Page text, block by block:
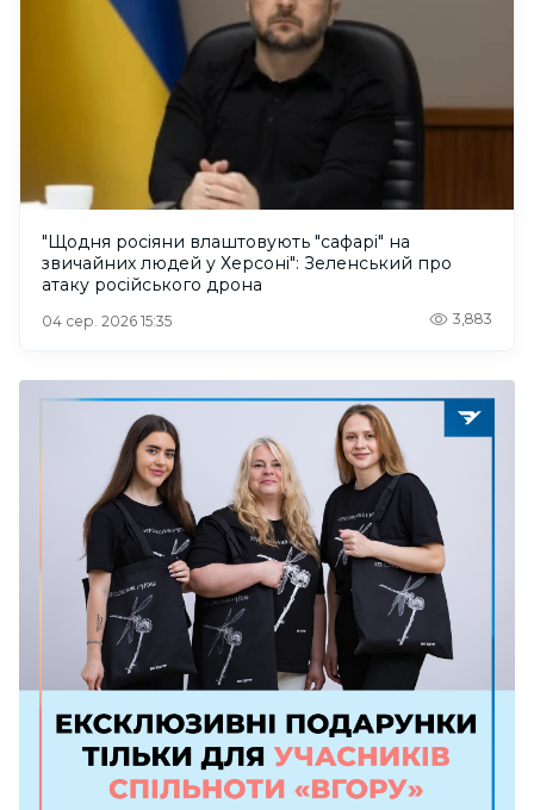
"Щодня росіяни влаштовують "сафарі" на
звичайних людей у Херсоні": Зеленський про
атаку російського дрона
04 сер. 2026 15:35 3,883